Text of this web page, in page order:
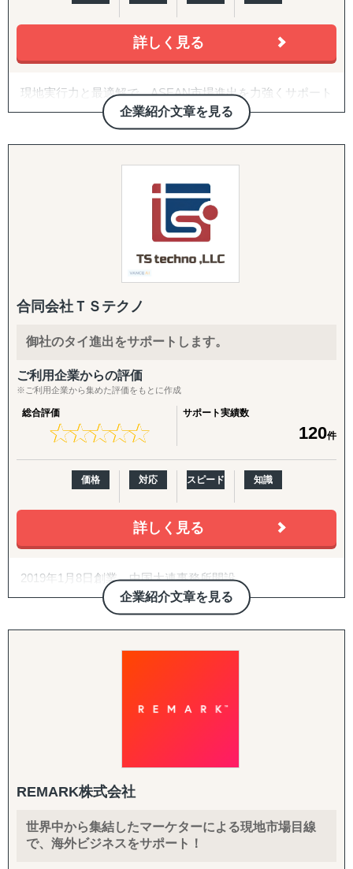
「効果的なマーケティング戦略や販売チャネルを見つけ出
せない」
「現地でのビジネスパートナー探しや信頼できるサプライ
ヤーの選定が困難」
など
進出を考えている市場をマクロ的視点、ミクロ的視点から
調査・分析いたします。
潜在ニーズやトレンド、製品・サービスの適合性など、多
岐にわたる範囲に対応しております。
「どういった情報があれば、適切な事業判断が下せるの
か」といった姿勢を徹底しており、適切な情報を漏れなく
市場調査では、有識者へのヒアリングなど多くのサービス
を展開しておりますが、貴社にとって適切な調査・分析を
ご提案させていただきます。
いったお悩みを抱えるご担当者の方は、壁打ちからでも対
②競合調査
「競合がなぜ成功・失敗したのかわからない」といったご
相談をよくいただきます。
弊社の競合調査では、競合の戦略を徹底的に解剖し、貴社
のマーケティング戦略の支援まで実施します。
サービス内容としては、業界の第一線を走る方への一次取
材などをご提供しております。
また、他社が関わる分野の調査ということもあり、匿名性
や守秘義務も徹底遵守しています。そのため、クライアン
トからも大変好評をいただいております。
③アライアンス支援
双方に適切なパートナーシップ構築であることをポリシー
数多くの企業と提携を結んでいる弊社が、貴社の適切なパ
ートナーをご提案させていただきます。
は、協業することは重要な要素となってきます。
・Amazon USや越境ECに出したいが、出品・運用のノウ
・FDA登録の進め方や、現地物流の組み方に不安がある
【サービス概要】
グロスペリティの特長は、**市場調査・戦略策定から、EC
構築・B2B営業代行・パートナー開拓・規制対応・物流ま
で、海外進出に必要な全工程をワンストップで提供する
「一気通貫の支援体制」**にあります。情報提供にとどま
らず、現地ネットワークを活用して「実際に売れる状態」
をつくるところまで、実行に踏み込んで伴走します。
1. 海外営業代行（B2B）
ターゲットリストの作成から、オンライン・現地でのアプ
ローチ、商談同席・クロージング、取引仲介スキームによ
「商談化」「販路開拓」という成果に直結する実行支援で
2. パートナー開拓支援
海外展開の成否を分けるのは「正しいパートナーとの掛け
合わせ」です。開拓戦略の策定、ターゲットリストの優先
度付け、アプローチ代行、契約・スキーム構築、そして開
拓後の現地事業開発（定例会・プロジェクト管理・ロード
マップ策定・交渉代行・ローカライズ支援）までを伴走し
3. 越境EC支援（B2C）
米国Amazonを中心に、アカウント開設・商品ページ作
した物流設計、運用・販促・販売データ分析までを一気通
貫で対応。Walmart ECや自社EC（Shopify構築・運用）に
4. 規制対応（FDA）・国際物流
入代行、現地倉庫・物流オペレーションの構築まで、実務
5. 戦略パートナーとしての伴走
社内に海外事業の専門人材がいない企業さまの「意思決定
CEO/COOがプロジェクトマネージャーとして直接関与
し、責任を持って成果にコミットします。
詳しく見る
企業紹介文章を見る
現地実行力と最適解で、ASEAN市場進出を力強くサポート
する。
型の進出支援を提供します。
Visalはレポート提出だけではなく現地での実行、アドバイ
■サービス概要
株式会社Visalは、ASEAN地域、特にインドネシアを中心
としたビジネス展開を目指す企業に対し、現地調査、視
察、販路開拓、法規制対応、そして事業推進に至るまで、
現地特化型の実践的なサービスを提供しています。
当社が持つ強固な現地ネットワークと日本人プロジェクト
チームの専門知識を駆使し、机上の検討を超えた「現場実
行力」と「最短最適解」で、クライアント企業を成功へ導
きます。
■主なサービス内容
1. 海外販路開拓・マーケティング
・市場調査および競合分析
・現地視察のアレンジおよび同行支援
・販路/パートナー候補先獲得から契約までの一貫支援
2. 設立準備および手続き支援
・現地法人の設立や駐在員事務所設立
・法規制・ライセンス取得、各種行政手続き対応
4. 海外進出戦略・事業計画支援
■弊社Visalが選ばれる理由
・現地実行力と強固なネットワーク：
インドネシアを含むASEAN主要5カ国（フィリピン、マレ
ーシア、ベトナム、タイ）に特化した現地密着型のサポー
合同会社ＴＳテクノ
御社のタイ進出をサポートします。
ご利用企業からの評価
※ご利用企業から集めた評価をもとに作成
総合評価
★★★★★
★★★★★
サポート実績数
120件
価格 対応 スピード 知識
詳しく見る
企業紹介文章を見る
2019年1月8日創業 中国大連事務所開設
2019年5月 タイチェンマイ事務所開設
2020年3月 コロナウィルス蔓延により中国大連事務所閉
鎖
2021年6月 令和3年度経済産業省Japanブランド育成支援
2023年1月 統一資格申請認定（官公庁取引企業）
取引先…
社団法人 財団法人 東証プライム上場企業 中小卸売小
売業 個人事業主
海外企業
REMARK株式会社
世界中から集結したマーケターによる現地市場目線
で、海外ビジネスをサポート！